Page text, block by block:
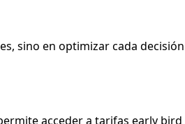
sino en optimizar cada
acceder a tarifas early